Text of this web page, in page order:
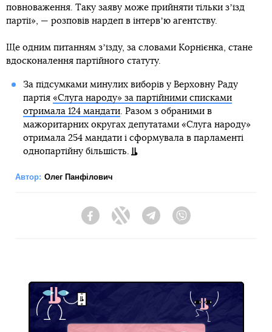
повноваження. Таку заяву може прийняти тільки зʼїзд
партії», — розповів нардеп в інтервʼю агентству.
Ще одним питанням зʼїзду, за словами Корнієнка, стане
вдосконалення партійного статуту.
За підсумками минулих виборів у Верховну Раду
партія «Слуга народу» за партійними списками
отримала 124 мандати. Разом з обраними в
мажоритарних округах депутатами «Слуга народу»
отримала 254 мандати і сформувала в парламенті
однопартійну більшість.
Автор: Олег Панфілович
FacebookTwitter Telegram